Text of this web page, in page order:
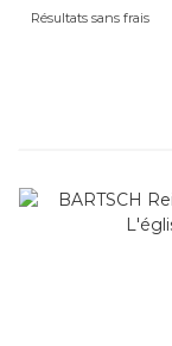
Résultats sans frais